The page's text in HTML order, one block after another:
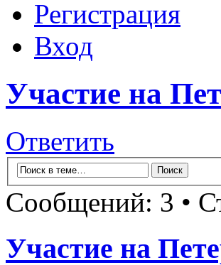
Регистрация
Вход
Участие на
Ответить
Сообщений: 3 •
Участие на